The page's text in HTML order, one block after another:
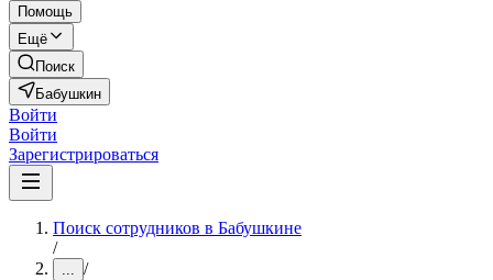
Помощь
Ещё
Поиск
Бабушкин
Войти
Войти
Зарегистрироваться
Поиск сотрудников в Бабушкине
/
... /